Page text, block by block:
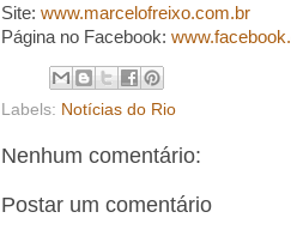
Site: www.marcelofreixo.com.br
Página no Facebook:
Labels: Notícias do Rio
Nenhum comentário:
Postar um comentário